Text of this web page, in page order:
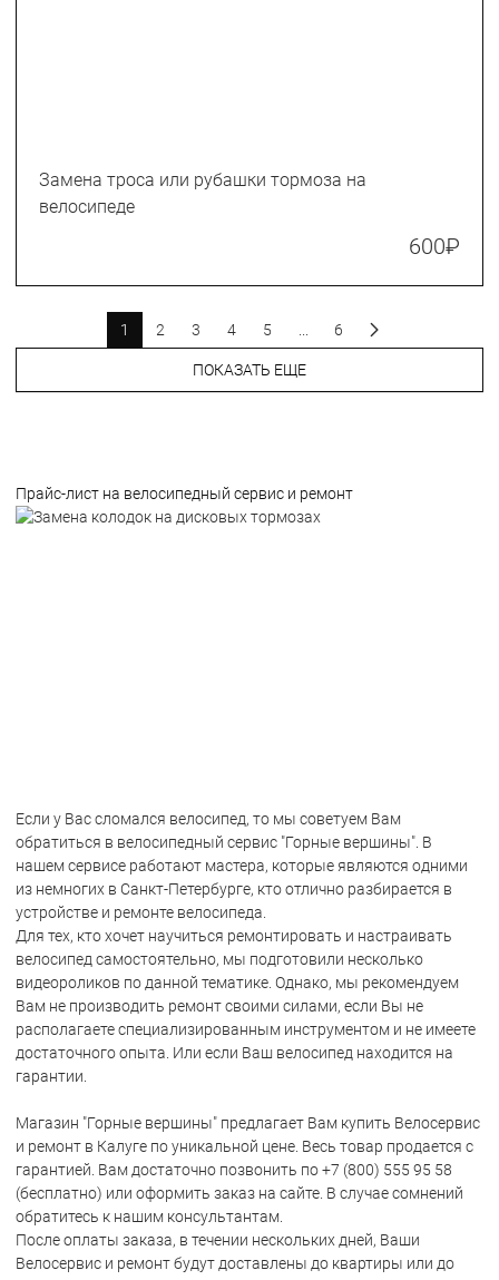
Замена троса или рубашки тормоза на
велосипеде
600₽
ПОКАЗАТЬ ЕЩЕ
1 2 3 4 5 6
Прайс-лист на велосипедный сервис и ремонт
Если у Вас сломался велосипед, то мы советуем Вам
обратиться в велосипедный сервис "Горные вершины". В
нашем сервисе работают мастера, которые являются одними
из немногих в Санкт-Петербурге, кто отлично разбирается в
устройстве и ремонте велосипеда.
Для тех, кто хочет научиться ремонтировать и настраивать
велосипед самостоятельно, мы подготовили несколько
видеороликов по данной тематике. Однако, мы рекомендуем
Вам не производить ремонт своими силами, если Вы не
располагаете специализированным инструментом и не имеете
достаточного опыта. Или если Ваш велосипед находится на
гарантии.
Магазин "Горные вершины" предлагает Вам купить Велосервис
и ремонт в Калуге по уникальной цене. Весь товар продается с
гарантией. Вам достаточно позвонить по +7 (800) 555 95 58
(бесплатно) или оформить заказ на сайте. В случае сомнений
обратитесь к нашим консультантам.
После оплаты заказа, в течении нескольких дней, Ваши
Велосервис и ремонт будут доставлены до квартиры или до